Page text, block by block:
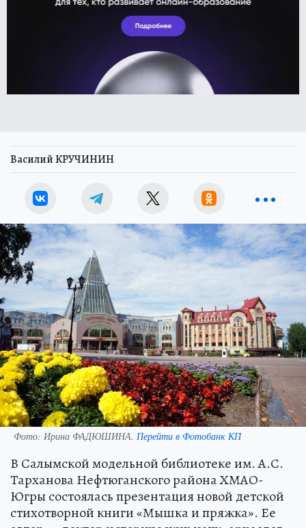
Василий КРУЧИНИН
Фото: Ирина ФАДЮШИНА. Перейти в Фотобанк КП
В Салымской модельной библиотеке им. А.С.
Тарханова Нефтюганского района ХМАО-
Югры состоялась презентация новой детской
стихотворной книги «Мышка и пряжка». Ее